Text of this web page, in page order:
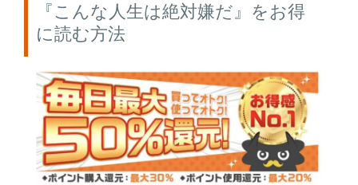
『こんな人生は絶対嫌だ』をお得
に読む方法